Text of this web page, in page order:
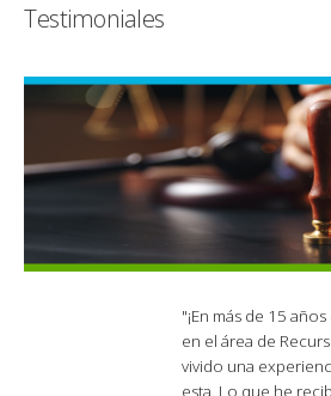
Testimoniales
"¡En más de 15
en el área de
vivido una
esta. Lo que he